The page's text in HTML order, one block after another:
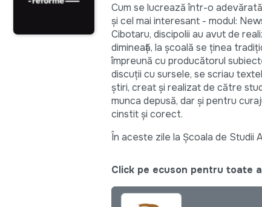
Cum se lucrează într-o
și cel mai interesant - modul:
Cibotaru, discipolii au avut de
dimineață, la școală se ținea
împreună cu producătorul
discuții cu sursele, se scriau
știri, creat și realizat de către
munca depusă, dar și pentru
cinstit și corect.
În aceste zile la Școala de Studii
Click pe ecuson pentru toate